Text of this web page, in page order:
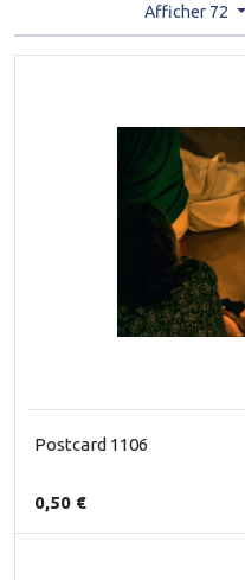
Afficher 72
Postcard 1106
0,50 €